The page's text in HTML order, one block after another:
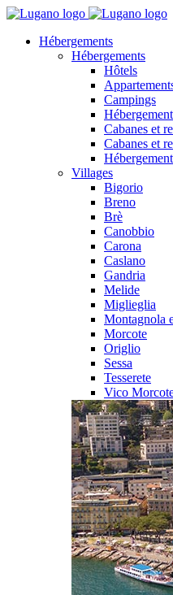
Hébergements
Hébergements
Hôtels
Campings
Cabanes et
Cabanes et
Villages
Bigorio
Breno
Brè
Canobbio
Carona
Caslano
Gandria
Melide
Miglieglia
Montagnola
Morcote
Origlio
Sessa
Tesserete
Vico